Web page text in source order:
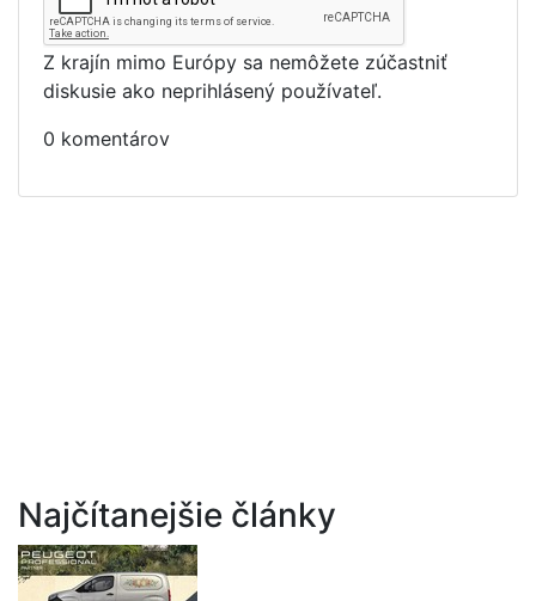
Z krajín mimo Európy sa nemôžete zúčastniť
diskusie ako neprihlásený používateľ.
0 komentárov
Najčítanejšie články